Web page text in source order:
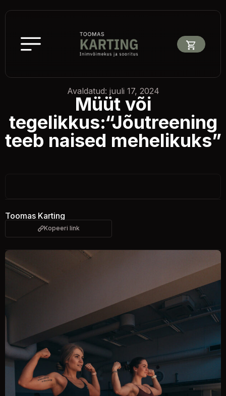
Avaldatud: juuli 17, 2024
Müüt või
tegelikkus:“Jõutreening
teeb naised mehelikuks”
Toomas Karting
Kopeeri link